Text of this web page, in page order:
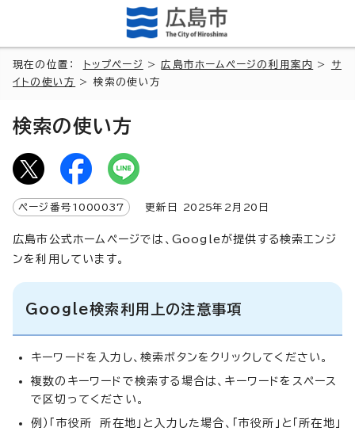
現在の位置： トップページ >広島市ホームページの利用案内 > サ
イトの使い方
> 検索の使い方
検索の使い方
ページ番号 1000037 更新日 2025年2月 20 日
広島市公式ホームページでは、Googleが提供する検索エンジ
ンを利用しています。
Google検索利用上の注意事項
キーワードを入力し、検索ボタンをクリックしてください。
複数のキーワードで検索する場合は、キーワードをスペース
で区切ってください。
例）「市役所 所在地」と入力した場合、「市役所」と「所在地」